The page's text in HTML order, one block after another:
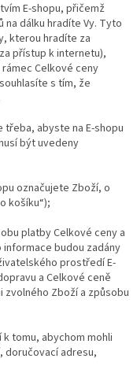
E-shopu, přičemž
dálku hradíte Vy. Tyto
kterou hradíte za
přístup k internetu),
Celkové ceny
s tím, že
třeba, abyste na E-shopu
být uvedeny
označujete Zboží, o
košíku“);
platby Celkové ceny a
budou zadány
prostředí E-
a Celkové ceně
zvolného Zboží a způsobu
tomu, abychom mohli
doručovací adresu,